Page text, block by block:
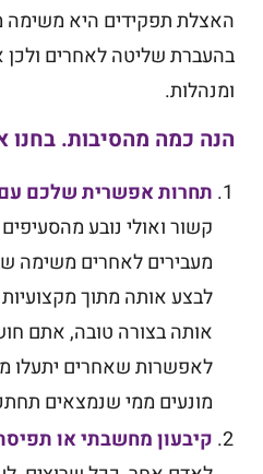
האצלת תפקידים היא משימה
בהעברת שליטה לאחרים ולכן
ומנהלות.
הנה כמה מהסיבות.
תחרות אפשרית שלכם עם
קשור ואולי נובע
מעבירים לאחרים משימה
לבצע אותה מתוך מקצועיות
אותה בצורה טובה, אתם
לאפשרות שאחרים יתעלו
מונעים ממי שנמצאים
קיבעון מחשבתי או